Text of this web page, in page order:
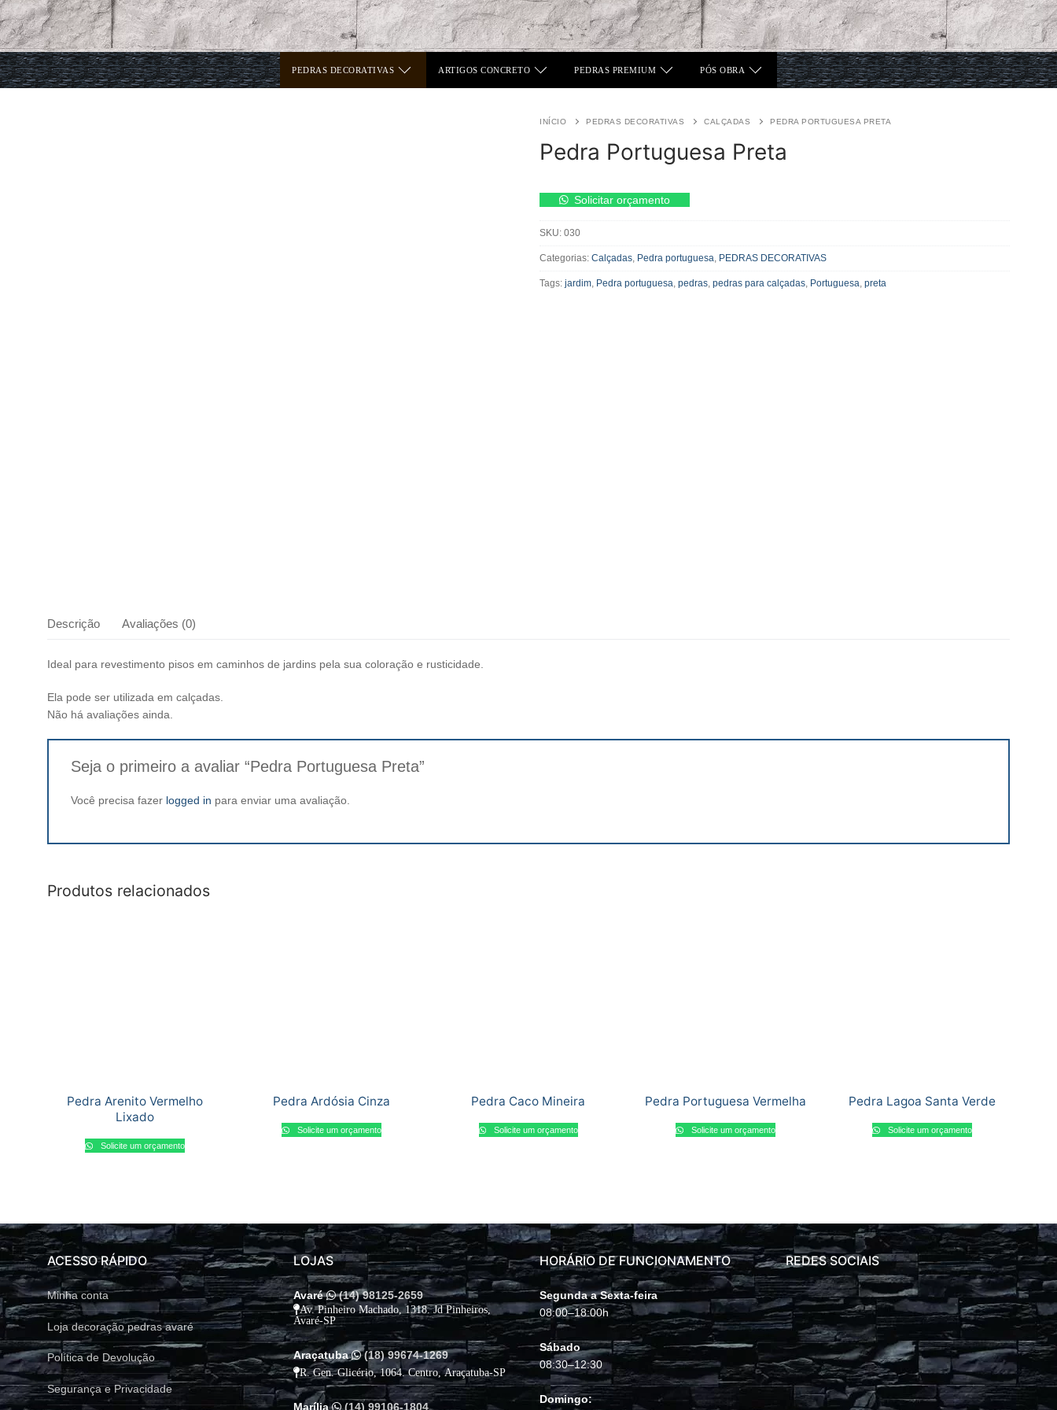
PEDRAS DECORATIVAS ARTIGOS CONCRETO PEDRAS PREMIUM PÓS OBRA
INÍCIO PEDRAS DECORATIVAS CALÇADAS PEDRA PORTUGUESA PRETA
Pedra Portuguesa Preta
Portuguesa
quantidade
Solicitar orçamento
SKU: 030
Categorias: Calçadas, Pedra portuguesa, PEDRAS DECORATIVAS
Tags: jardim, Pedra portuguesa, pedras, pedras para calçadas, Portuguesa, preta
Descrição Avaliações (0)
Ideal para revestimento pisos em caminhos de jardins pela sua coloração e rusticidade.
Ela pode ser utilizada em calçadas.
Não há avaliações ainda.
Seja o primeiro a avaliar “Pedra Portuguesa Preta”
Você precisa fazer logged in para enviar uma avaliação.
Produtos relacionados
Pedra Arenito Vermelho
Lixado
Solicite um orçamento
Pedra Ardósia Cinza
Solicite um orçamento
Pedra Caco Mineira
Solicite um orçamento
Pedra Portuguesa Vermelha
Solicite um orçamento
Pedra Lagoa Santa Verde
Solicite um orçamento
ACESSO RÁPIDO
Minha conta
Loja decoração pedras avaré
Política de Devolução
Segurança e Privacidade
LOJAS
Avaré (14) 98125-2659
Av. Pinheiro Machado, 1318. Jd Pinheiros,
Avaré-SP
Araçatuba (18) 99674-1269
R. Gen. Glicério, 1064. Centro, Araçatuba-SP
Marília (14) 99106-1804
HORÁRIO DE FUNCIONAMENTO
Segunda a Sexta-feira
08:00–18:00h
Sábado
08:30–12:30
Domingo:
REDES SOCIAIS